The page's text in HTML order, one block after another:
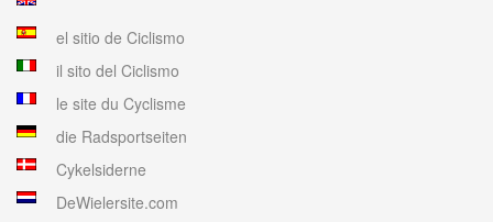
el sitio de Ciclismo
il sito del Ciclismo
le site du Cyclisme
die Radsportseiten
Cykelsiderne
DeWielersite.com